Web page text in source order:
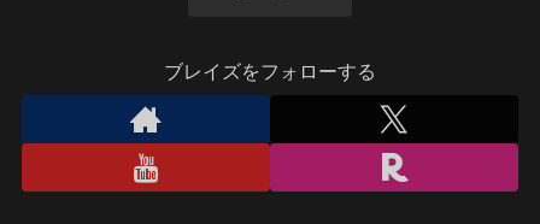
ブレイズをフォローする